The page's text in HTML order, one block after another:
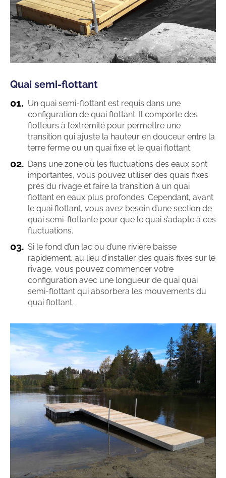
Quai semi-flottant
Un quai semi-flottant est requis dans une
configuration de quai flottant. Il comporte des
flotteurs à l’extrémité pour permettre une
transition qui ajuste la hauteur en douceur entre la
terre ferme ou un quai fixe et le quai flottant.
Dans une zone où les fluctuations des eaux sont
importantes, vous pouvez utiliser des quais fixes
près du rivage et faire la transition à un quai
flottant en eaux plus profondes. Cependant, avant
le quai flottant, vous avez besoin d’une section de
quai semi-flottante pour que le quai s’adapte à ces
fluctuations.
Si le fond d’un lac ou d’une rivière baisse
rapidement, au lieu d’installer des quais fixes sur le
rivage, vous pouvez commencer votre
configuration avec une longueur de quai quai
semi-flottant qui absorbera les mouvements du
quai flottant.